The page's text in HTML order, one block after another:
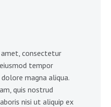
consectetur
tempor
magna aliqua.
quis nostrud
nisi ut aliquip ex